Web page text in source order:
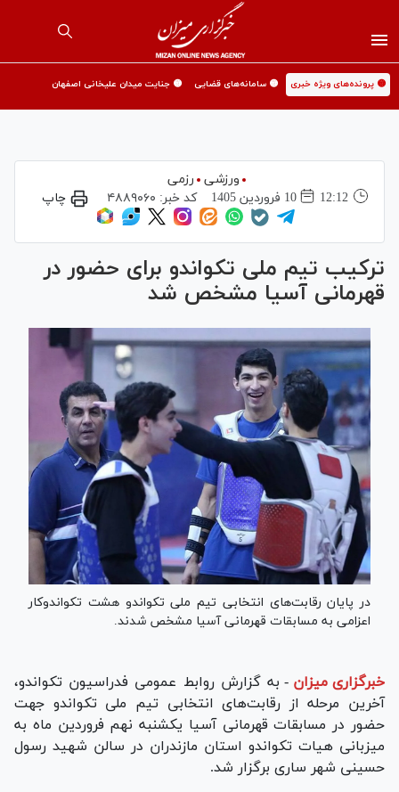
🟡 پرونده‌های ویژه خبری 🟡 سامانه‌های قضایی 🟡 جنایت میدان علیخانی اصفهان
ورزشی
رزمی
12:12
10 فروردين 1405 کد خبر: ۴۸۸۹۰۶۰ چاپ
ترکیب تیم ملی تکواندو برای حضور در
قهرمانی آسیا مشخص شد
در پایان رقابت‌های انتخابی تیم ملی تکواندو هشت تکواندوکار
اعزامی به مسابقات قهرمانی آسیا مشخص شدند.
خبرگزاری میزان - به گزارش روابط عمومی فدراسیون تکواندو،
آخرین مرحله از رقابت‌های انتخابی تیم ملی تکواندو جهت
حضور در مسابقات قهرمانی آسیا یکشنبه نهم فروردین ماه به
میزبانی هیات تکواندو استان مازندران در سالن شهید رسول
حسینی شهر ساری برگزار شد.